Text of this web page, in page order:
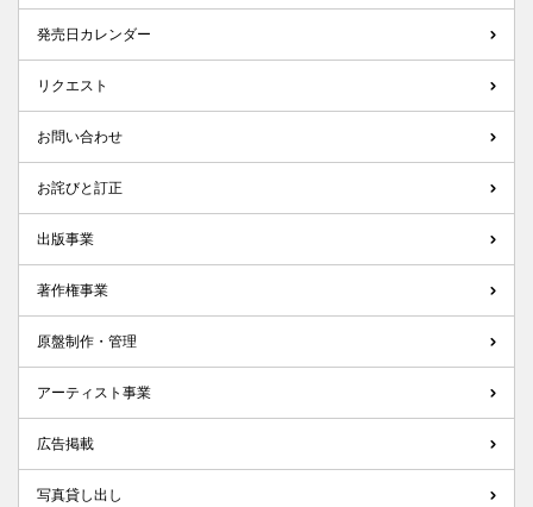
発売日カレンダー
リクエスト
お問い合わせ
お詫びと訂正
出版事業
著作権事業
原盤制作・管理
アーティスト事業
広告掲載
写真貸し出し